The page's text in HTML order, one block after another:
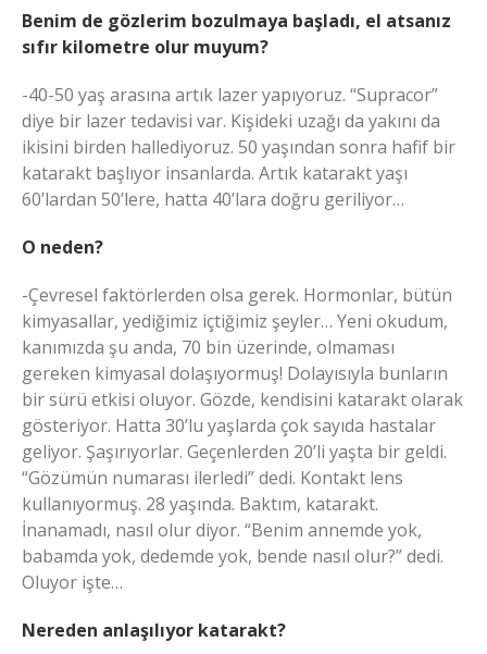
Benim de gözlerim bozulmaya başladı, el atsanız
sıfır kilometre olur muyum?
-40-50 yaş arasına artık lazer yapıyoruz. “Supracor”
diye bir lazer tedavisi var. Kişideki uzağı da yakını da
ikisini birden hallediyoruz. 50 yaşından sonra hafif bir
katarakt başlıyor insanlarda. Artık katarakt yaşı
60’lardan 50’lere, hatta 40’lara doğru geriliyor…
O neden?
-Çevresel faktörlerden olsa gerek. Hormonlar, bütün
kimyasallar, yediğimiz içtiğimiz şeyler… Yeni okudum,
kanımızda şu anda, 70 bin üzerinde, olmaması
gereken kimyasal dolaşıyormuş! Dolayısıyla bunların
bir sürü etkisi oluyor. Gözde, kendisini katarakt olarak
gösteriyor. Hatta 30’lu yaşlarda çok sayıda hastalar
geliyor. Şaşırıyorlar. Geçenlerden 20’li yaşta bir geldi.
“Gözümün numarası ilerledi” dedi. Kontakt lens
kullanıyormuş. 28 yaşında. Baktım, katarakt.
İnanamadı, nasıl olur diyor. “Benim annemde yok,
babamda yok, dedemde yok, bende nasıl olur?” dedi.
Oluyor işte…
Nereden anlaşılıyor katarakt?